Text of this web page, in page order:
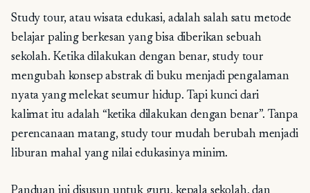
Study tour, atau wisata edukasi, adalah salah satu metode
belajar paling berkesan yang bisa diberikan sebuah
sekolah. Ketika dilakukan dengan benar, study tour
mengubah konsep abstrak di buku menjadi pengalaman
nyata yang melekat seumur hidup. Tapi kunci dari
kalimat itu adalah “ketika dilakukan dengan benar”. Tanpa
perencanaan matang, study tour mudah berubah menjadi
liburan mahal yang nilai edukasinya minim.